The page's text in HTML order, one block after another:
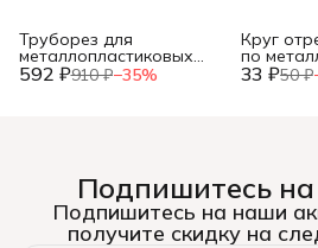
592 ₽910 ₽−35%
Труборез для
металлопластиковых
труб, до 42мм, (шт.) 33 ₽50 ₽
Круг
по
125 х 1,2
Подпишитесь
Подпишитесь на наши
получите скидку на